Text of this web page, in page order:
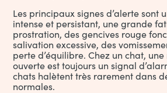
Les principaux signes d’alerte sont
intense et persistant, une grande
prostration, des gencives rouge
salivation excessive, des
perte d’équilibre. Chez un chat,
ouverte est toujours un signal
chats halètent très rarement dans
normales.